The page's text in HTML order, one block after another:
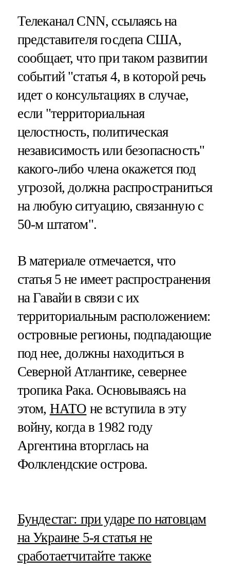
Телеканал CNN, ссылаясь на
представителя госдепа США,
сообщает, что при таком развитии
событий "статья 4, в которой речь
идет о консультациях в случае,
если "территориальная
целостность, политическая
независимость или безопасность"
какого-либо члена окажется под
угрозой, должна распространиться
на любую ситуацию, связанную с
50-м штатом".
В материале отмечается, что
статья 5 не имеет распространения
на Гавайи в связи с их
территориальным расположением:
островные регионы, подпадающие
под нее, должны находиться в
Северной Атлантике, севернее
тропика Рака. Основываясь на
этом, НАТО не вступила в эту
войну, когда в 1982 году
Аргентина вторглась на
Фолклендские острова.
​Бундестаг: при ударе по натовцам
на Украине 5-я статья не
сработаетчитайте также